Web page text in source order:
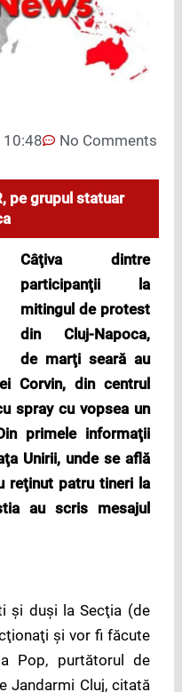
10:48 No Comments
pe grupul statuar
Câţiva dintre
participanţii la
mitingul de protest
din Cluj-Napoca,
de marţi seară au
Corvin, din centrul
spray cu vopsea un
primele informaţii
Unirii, unde se află
reţinut patru tineri la
au scris mesajul
şi duşi la Secţia (de
şi vor fi făcute
Pop, purtătorul de
Jandarmi Cluj, citată